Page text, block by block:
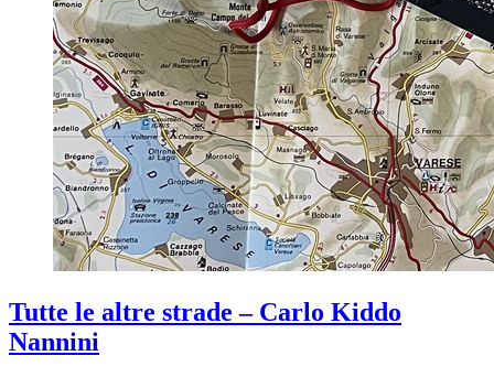
Tutte le altre strade – Carlo Kiddo
Nannini